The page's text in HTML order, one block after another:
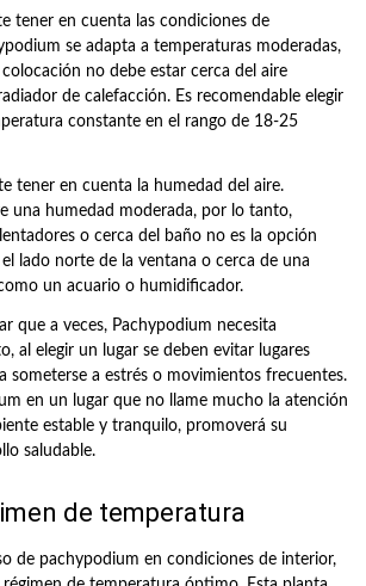
tener en cuenta las condiciones de
se adapta a temperaturas moderadas,
no debe estar cerca del aire
de calefacción. Es recomendable elegir
constante en el rango de 18-25
tener en cuenta la humedad del aire.
una humedad moderada, por lo tanto,
o cerca del baño no es la opción
el lado norte de la ventana o cerca de una
un acuario o humidificador.
que a veces, Pachypodium necesita
al elegir un lugar se deben evitar lugares
someterse a estrés o movimientos frecuentes.
en un lugar que no llame mucho la atención
estable y tranquilo, promoverá su
saludable.
de temperatura
de pachypodium en condiciones de interior,